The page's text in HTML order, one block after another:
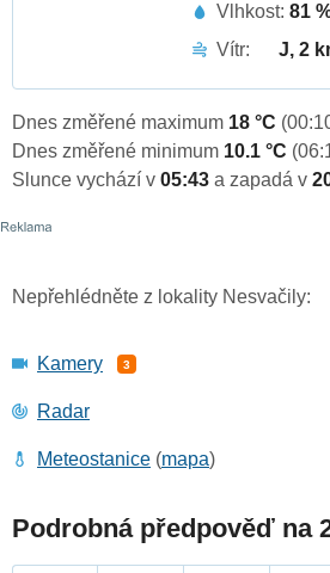
Vlhkost: 81
Vítr:
J, 2
Dnes změřené maximum 18 °C
Dnes změřené minimum 10.1 °C
Slunce vychází v 05:43 a zapadá v
Nepřehlédněte z lokality Nesvačily:
Kamery 3
Radar
Meteostanice (mapa)
Podrobná předpověď na